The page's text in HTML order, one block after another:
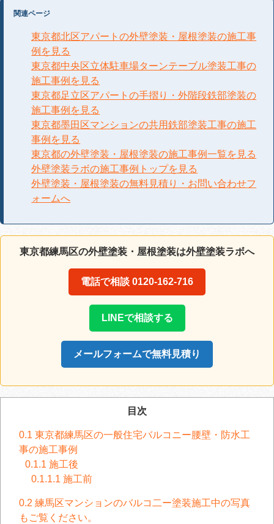
関連ページ
東京都北区アパートの外壁塗装・屋根塗装の施工事
例を見る
東京都中央区立体駐車場ターンテーブル塗装工事の
施工事例を見る
東京都足立区アパートの手摺り・外階段鉄部塗装の
施工事例を見る
東京都墨田区マンションの共用鉄部塗装工事の施工
事例を見る
東京都の外壁塗装・屋根塗装の施工事例一覧を見る
外壁塗装ラボの施工事例トップを見る
外壁塗装・屋根塗装の無料見積り・お問い合わせフ
ォームへ
東京都練馬区の外壁塗装・屋根塗装は外壁塗装ラボへ
電話で相談 0120-162-716
LINEで相談する
メールフォームで無料見積り
目次
0.1 東京都練馬区の一般住宅バルコニー腰壁・防水工
事の施工事例
0.1.1 施工後
0.1.1.1 施工前
0.2 練馬区マンションのバルコ二ー塗装施工中の写真
もご覧ください。